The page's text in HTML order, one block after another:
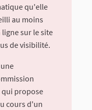
qu'elle
au moins
ligne sur le site
de visibilité.
propose
cours d'un